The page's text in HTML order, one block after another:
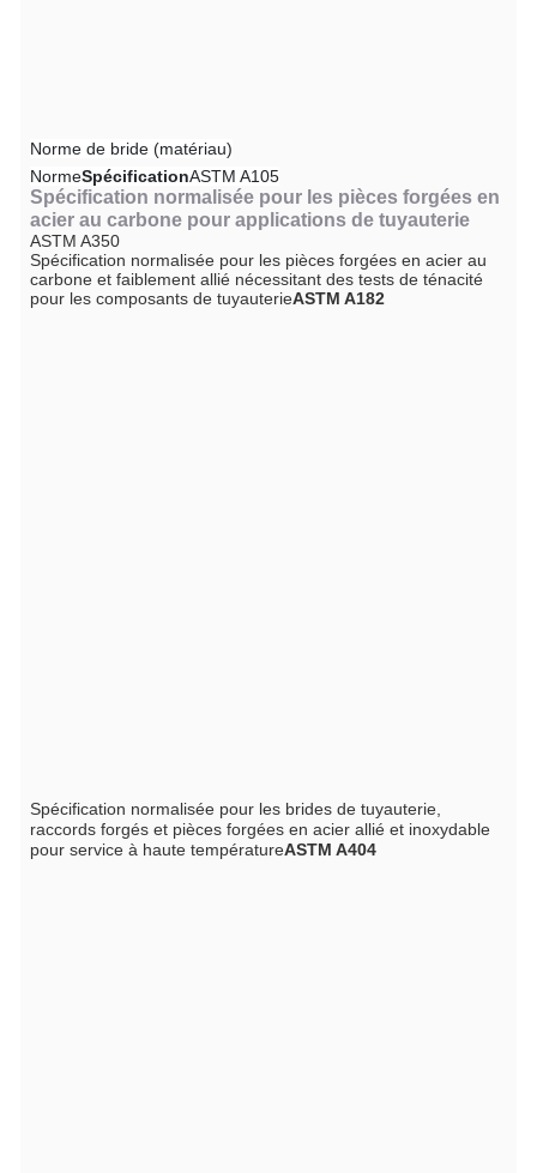
Norme de bride (matériau)
NormeSpécificationASTM A105
Spécification normalisée pour les pièces forgées en
acier au carbone pour applications de tuyauterie
ASTM A350
Spécification normalisée pour les pièces forgées en acier au
carbone et faiblement allié nécessitant des tests de ténacité
pour les composants de tuyauterieASTM A182
Spécification normalisée pour les brides de tuyauterie,
raccords forgés et pièces forgées en acier allié et inoxydable
pour service à haute températureASTM A404